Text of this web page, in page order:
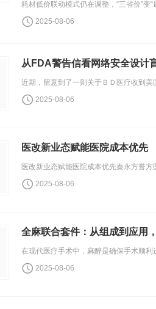
2025-08-06
从FDA警告信看网络安全设计
2025-08-06
医改新业态赋能医院成本优先
2025-08-06
全麻联合套件：从组成到应用
2025-08-06